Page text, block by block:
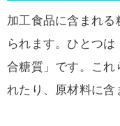
加工食品に含まれ
られます。ひとつ
合糖質」です。これ
れたり、原材料に含